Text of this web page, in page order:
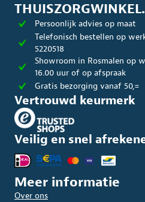
Persoonlijk advies op maat
Telefonisch bestellen op
5220518
Showroom in Rosmalen op
16.00 uur of op afspraak
Gratis bezorging vanaf 50,=
Vertrouwd keurmerk
Veilig en snel
Meer informatie
Over ons